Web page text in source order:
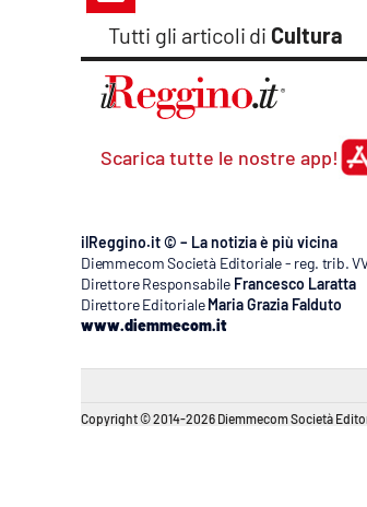
Tutti gli articoli di Cultura
Scarica tutte le nostre app!
ilReggino.it © – La notizia è più vicina
Diemmecom Società Editoriale - reg. trib.
Direttore Responsabile Francesco Laratta
Direttore Editoriale Maria Grazia Falduto
www.diemmecom.it
Copyright © 2014-2026 Diemmecom Società